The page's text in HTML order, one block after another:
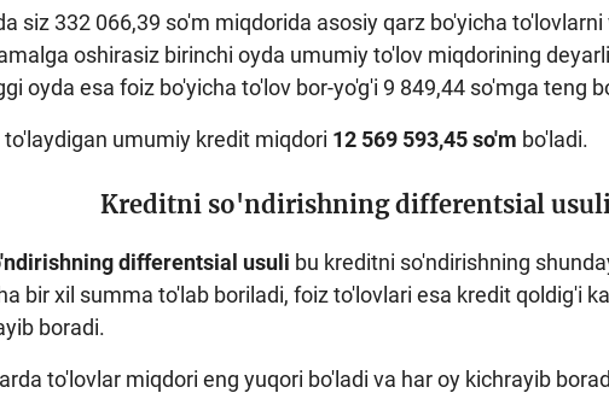
siz 332 066,39 so'm miqdorida asosiy qarz bo'yicha
oshirasiz birinchi oyda umumiy to'lov miqdorining
oyda esa foiz bo'yicha to'lov bor-yo'g'i 9 849,44 so'mga teng
to'laydigan umumiy kredit miqdori 12 569 593,45 so'm bo'ladi.
Kreditni so'ndirishning differentsial
differentsial usuli bu kreditni so'ndirishning
bir xil summa to'lab boriladi, foiz to'lovlari esa kredit qoldig'i
boradi.
to'lovlar miqdori eng yuqori bo'ladi va har oy kichrayib